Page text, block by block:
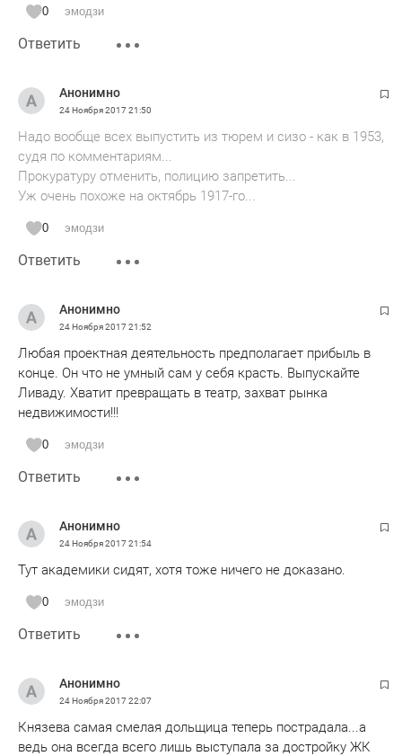
0 эмодзи
Ответить
Анонимно
24 Ноября 201721:50
Надо вообще всех выпустить из тюрем и сизо - как в 1953,
судя по комментариям...
Прокуратуру отменить, полицию запретить...
Уж очень похоже на октябрь 1917-го...
0 эмодзи
Ответить
Анонимно
24 Ноября 201721:52
Любая проектная деятельность предполагает прибыль в
конце. Он что не умный сам у себя красть. Выпускайте
Ливаду. Хватит превращать в театр, захват рынка
недвижимости!!!
0 эмодзи
Ответить
Анонимно
24 Ноября 201721:54
Тут академики сидят, хотя тоже ничего не доказано.
0 эмодзи
Ответить
Анонимно
24 Ноября 201722:07
Князева самая смелая дольщица теперь пострадала...а
ведь она всегда всего лишь выступала за достройку ЖК